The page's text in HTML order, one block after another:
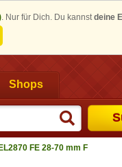
. Nur für Dich. Du kannstdeine
Shops
FE 28-70 mm F